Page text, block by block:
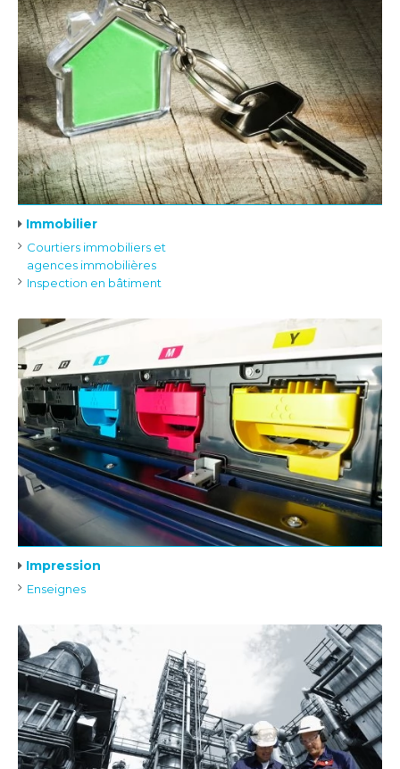
Immobilier
Courtiers immobiliers et
agences immobilières
Inspection en bâtiment
Impression
Enseignes